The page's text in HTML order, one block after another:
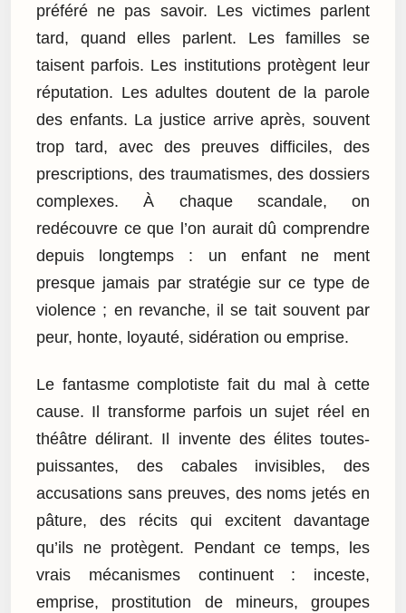
préféré ne pas savoir. Les victimes parlent
tard, quand elles parlent. Les familles se
taisent parfois. Les institutions protègent leur
réputation. Les adultes doutent de la parole
des enfants. La justice arrive après, souvent
trop tard, avec des preuves difficiles, des
prescriptions, des traumatismes, des dossiers
complexes. À chaque scandale, on
redécouvre ce que l’on aurait dû comprendre
depuis longtemps : un enfant ne ment
presque jamais par stratégie sur ce type de
violence ; en revanche, il se tait souvent par
peur, honte, loyauté, sidération ou emprise.
Le fantasme complotiste fait du mal à cette
cause. Il transforme parfois un sujet réel en
théâtre délirant. Il invente des élites toutes-
puissantes, des cabales invisibles, des
accusations sans preuves, des noms jetés en
pâture, des récits qui excitent davantage
qu’ils ne protègent. Pendant ce temps, les
vrais mécanismes continuent : inceste,
emprise, prostitution de mineurs, groupes